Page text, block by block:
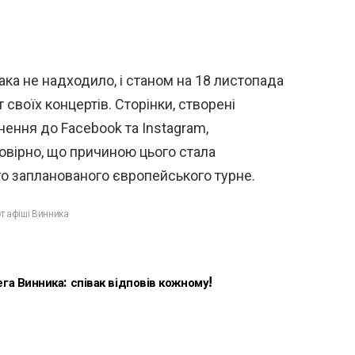
не надходило, і станом на 18 листопада
концертів. Сторінки, створені
до Facebook та Instagram,
що причиною цього стала
запланованого європейського турне.
афіші Винника
Винника: співак відповів кожному!